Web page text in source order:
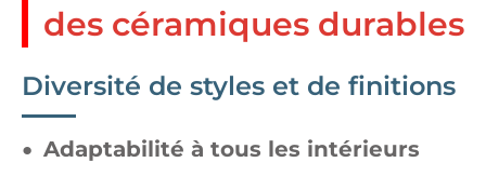
des céramiques durables
Diversité de styles et de finitions
Adaptabilité à tous les intérieurs